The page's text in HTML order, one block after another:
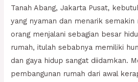
Tanah Abang, Jakarta Pusat,
yang nyaman dan menarik semakin
orang menjalani sebagian besar
rumah, itulah sebabnya memiliki
dan gaya hidup sangat diidamkan.
pembangunan rumah dari awal